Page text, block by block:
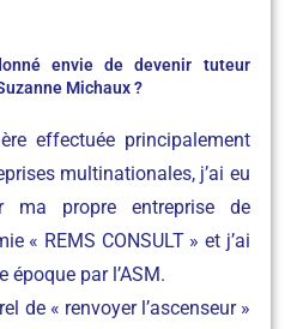
envie de devenir tuteur
Michaux ?
effectuée principalement
multinationales, j’ai eu
ma propre entreprise de
« REMS CONSULT » et j’ai
époque par l’ASM.
de « renvoyer l’ascenseur »